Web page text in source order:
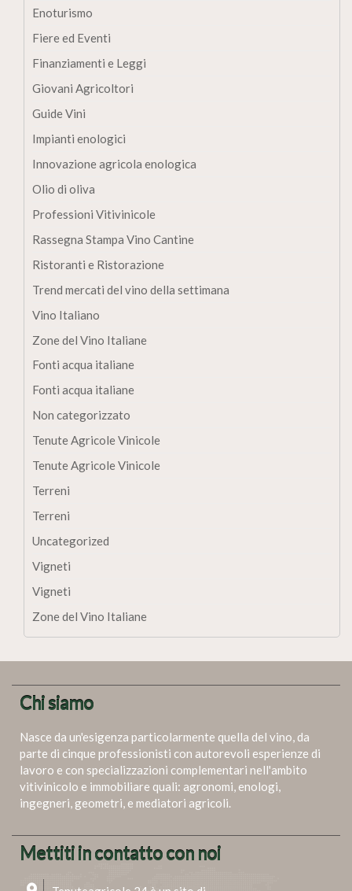
Enoturismo
Fiere ed Eventi
Finanziamenti e Leggi
Giovani Agricoltori
Guide Vini
Impianti enologici
Innovazione agricola enologica
Olio di oliva
Professioni Vitivinicole
Rassegna Stampa Vino Cantine
Ristoranti e Ristorazione
Trend mercati del vino della settimana
Vino Italiano
Zone del Vino Italiane
Fonti acqua italiane
Fonti acqua italiane
Non categorizzato
Tenute Agricole Vinicole
Tenute Agricole Vinicole
Terreni
Terreni
Uncategorized
Vigneti
Vigneti
Zone del Vino Italiane
Chi siamo
Nasce da un'esigenza particolarmente quella del vino, da
parte di cinque professionisti con autorevoli esperienze di
lavoro e con specializzazioni complementari nell'ambito
vitivinicolo e immobiliare quali: agronomi, enologi,
ingegneri, geometri, e mediatori agricoli.
Mettiti in contatto con noi